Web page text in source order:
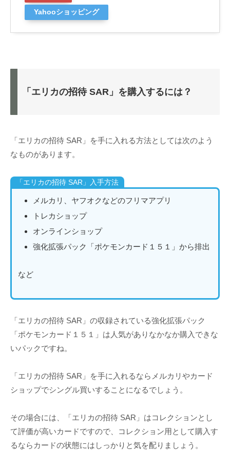
Yahooショッピング
「エリカの招待 SAR」を購入するには？
「エリカの招待 SAR」を手に入れる方法としては次のよう
なものがあります。
「エリカの招待 SAR」入手方法
メルカリ、ヤフオクなどのフリマアプリ
トレカショップ
オンラインショップ
強化拡張パック「ポケモンカード１５１」から排出
など
「エリカの招待 SAR」の収録されている強化拡張パック
「ポケモンカード１５１」は人気がありなかなか購入できな
いパックですね。
「エリカの招待 SAR」を手に入れるならメルカリやカード
ショップでシングル買いすることになるでしょう。
その場合には、「エリカの招待 SAR」はコレクションとし
て評価が高いカードですので、コレクション用として購入す
るならカードの状態にはしっかりと気を配りましょう。